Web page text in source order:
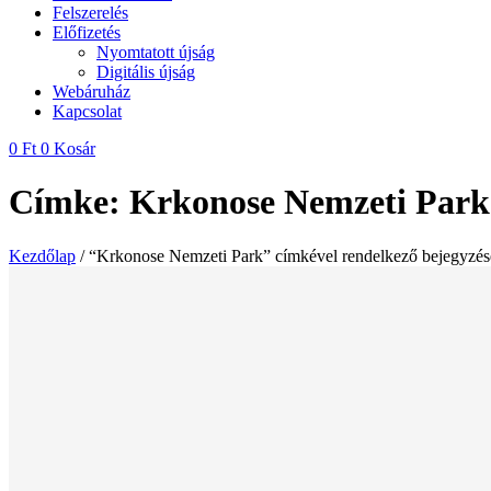
Felszerelés
Előfizetés
Nyomtatott újság
Digitális újság
Webáruház
Kapcsolat
0 Ft 0 Kosár
Címke: Krkonose Nemzeti Park
Kezdőlap / “Krkonose Nemzeti Park” címkével rendelkező